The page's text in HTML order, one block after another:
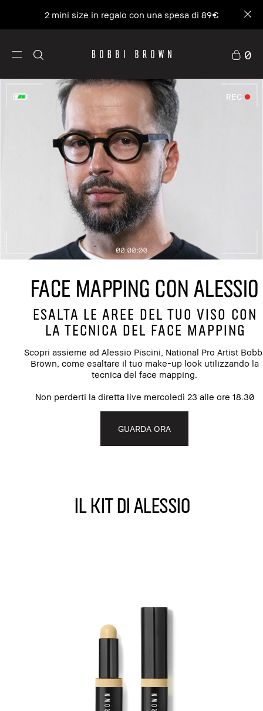
2 mini size in regalo con una spesa di 89€
0
FACE MAPPING CON ALESSIO
ESALTA LE AREE DEL TUO VISO CON
LA TECNICA DEL FACE MAPPING
Scopri assieme ad Alessio Piscini, National Pro Artist
Brown, come esaltare il tuo make-up look utilizzando la
tecnica del face mapping.
Non perderti la diretta live mercoledì 23 alle ore 18.30
GUARDA ORA
IL KIT DI ALESSIO